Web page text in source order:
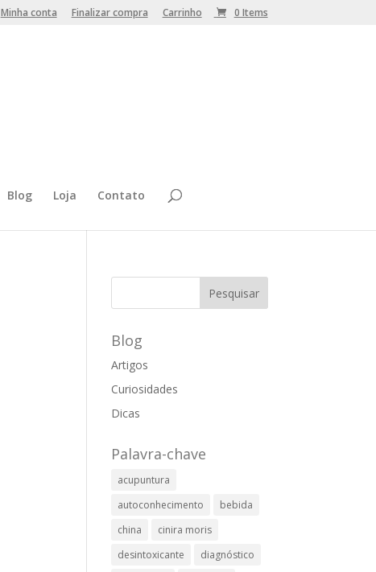
Minha conta Finalizar compra Carrinho 0 Items
Blog Loja Contato
Blog
Artigos
Curiosidades
Dicas
Palavra-chave
acupuntura
autoconhecimento
bebida
china
cinira moris
desintoxicante
diagnóstico